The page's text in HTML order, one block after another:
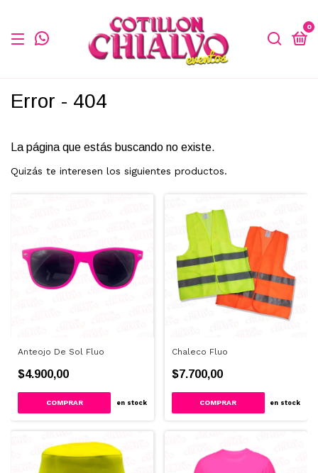
0
Error - 404
La página que estás buscando no existe.
Quizás te interesen los siguientes productos.
Anteojo De Sol Fluo
$4.900,00
COMPRAR en stock
Chaleco Fluo
$7.700,00
COMPRAR en stock